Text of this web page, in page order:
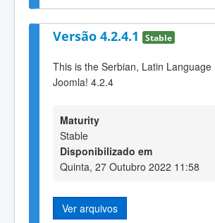
Versão 4.2.4.1 Stable
This is the Serbian, Latin Language
Joomla! 4.2.4
Maturity
Stable
Disponibilizado em
Quinta, 27 Outubro 2022 11:58
Ver arquivos